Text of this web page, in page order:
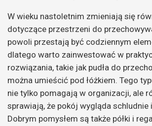
W wieku nastoletnim zmieniają się
dotyczące przestrzeni do
powoli przestają być codziennym
dlatego warto zainwestować w
rozwiązania, takie jak pudła do
można umieścić pod łóżkiem. Tego
nie tylko pomagają w organizacji, ale
sprawiają, że pokój wygląda schludnie
Dobrym pomysłem są także półki i